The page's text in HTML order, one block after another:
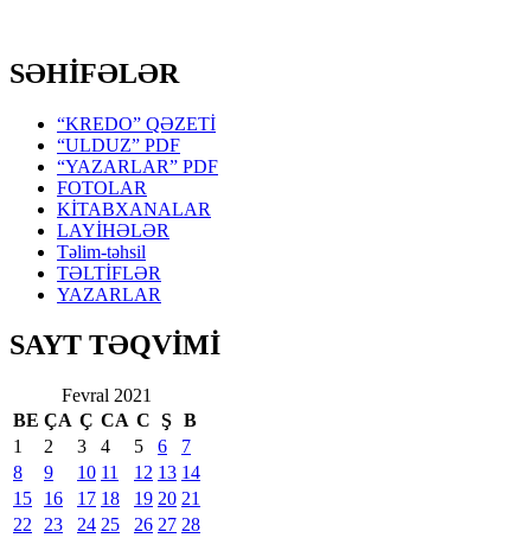
SƏHİFƏLƏR
“KREDO” QƏZETİ
“ULDUZ” PDF
“YAZARLAR” PDF
FOTOLAR
KİTABXANALAR
LAYİHƏLƏR
Təlim-təhsil
TƏLTİFLƏR
YAZARLAR
SAYT TƏQVİMİ
Fevral 2021
BE ÇA Ç CA C Ş
B
1
2 3 4 5 6
7
8
9 10 11 12 13 14
15
16 17 18 19 20 21
22
23 24 25 26 27 28